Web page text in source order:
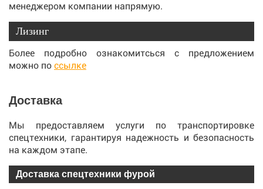
менеджером компании напрямую.
Лизинг
Более подробно ознакомитсься с предложением
можно по ссылке
Доставка
Мы предоставляем услуги по транспортировке
спецтехники, гарантируя надежность и безопасность
на каждом этапе.
Доставка спецтехники фурой